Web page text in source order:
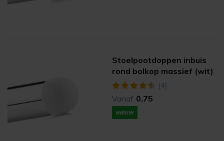
Stoelpootdoppen inbuis
rond bolkop massief (wit)
(4)
Vanaf 0,75
NIEUW